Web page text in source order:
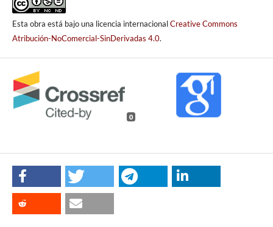
Esta obra está bajo una licencia internacionalCreative Commons
Atribución-NoComercial-SinDerivadas 4.0.
0